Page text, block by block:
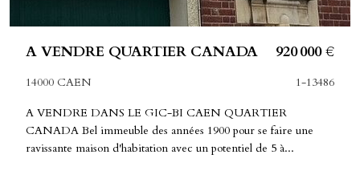
A VENDRE QUARTIER CANADA 920 000 €
14000 CAEN
1-13486
A VENDRE DANS LE GIC-BI CAEN QUARTIER
CANADA Bel immeuble des années 1900 pour se faire une
ravissante maison d'habitation avec un potentiel de 5 à...